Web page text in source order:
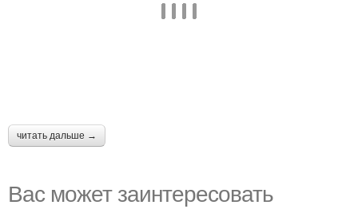
читать дальше →
Вас может заинтересовать